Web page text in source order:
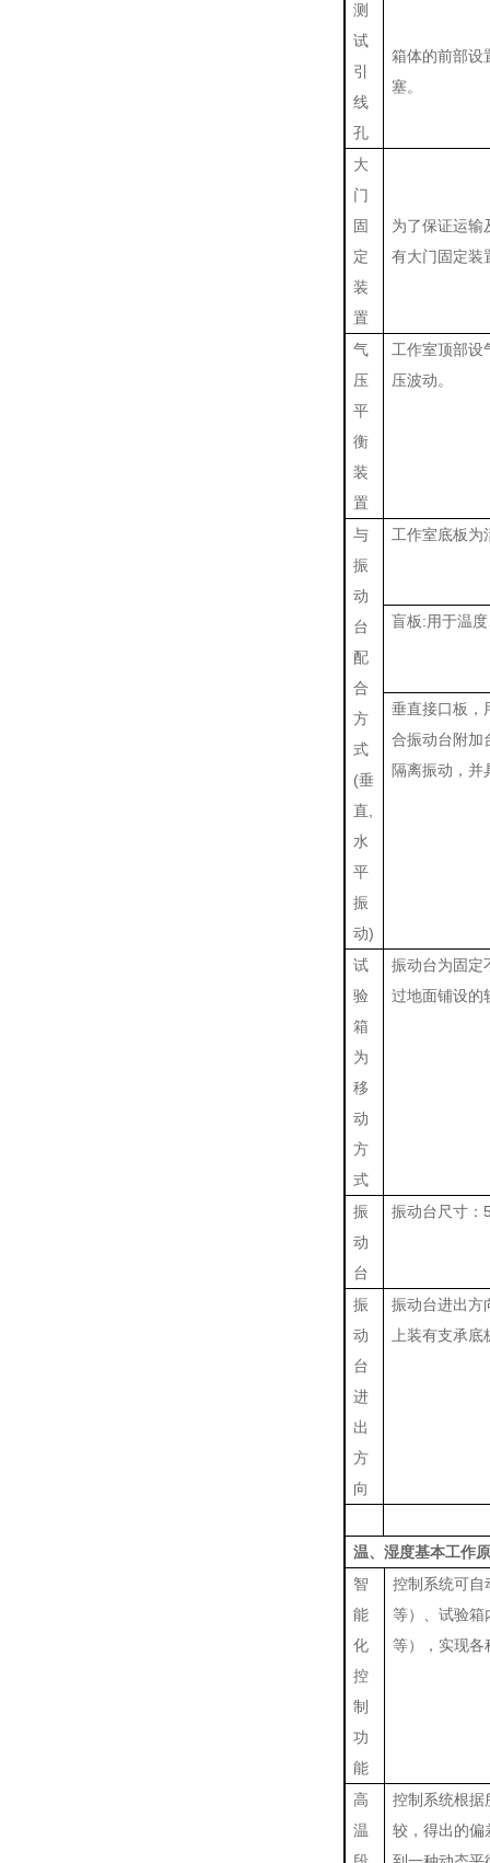
测
试
引
线
孔
箱体的前部设
塞。
大
门
固
定
装
置
为了保证运输
有大门固定装
气
压
平
衡
装
置
工作室顶部设
压波动。
与
振
动
台
配
合
方
式
(垂
直,
水
平
振
动)
工作室底板为
盲板:用于温
垂直接口板，
合振动台附加
隔离振动，并
试
验
箱
为
移
动
方
式
振动台为固定
过地面铺设的
振
动
台
振动台尺寸：
振
动
台
进
出
方
向
振动台进出方
上装有支承
温、湿度基本工作
智
能
化
控
制
功
能
控制系统可自
等）、试验箱
等），实现各
高
温
控制系统根据
较，得出的偏